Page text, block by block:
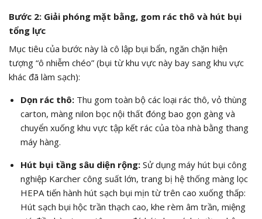
Bước 2: Giải phóng mặt bằng, gom rác thô và hút bụi
tổng lực
Mục tiêu của bước này là cô lập bụi bẩn, ngăn chặn hiện
tượng “ô nhiễm chéo” (bụi từ khu vực này bay sang khu vực
khác đã làm sạch):
Dọn rác thô:Thu gom toàn bộ các loại rác thô, vỏ thùng
carton, màng nilon bọc nội thất đóng bao gọn gàng và
chuyển xuống khu vực tập kết rác của tòa nhà bằng thang
máy hàng.
Hút bụi tầng sâu diện rộng:Sử dụng máy hút bụi công
nghiệp Karcher công suất lớn, trang bị hệ thống màng lọc
HEPA tiến hành hút sạch bụi mịn từ trên cao xuống thấp:
Hút sạch bụi hộc trần thạch cao, khe rèm âm trần, miệng